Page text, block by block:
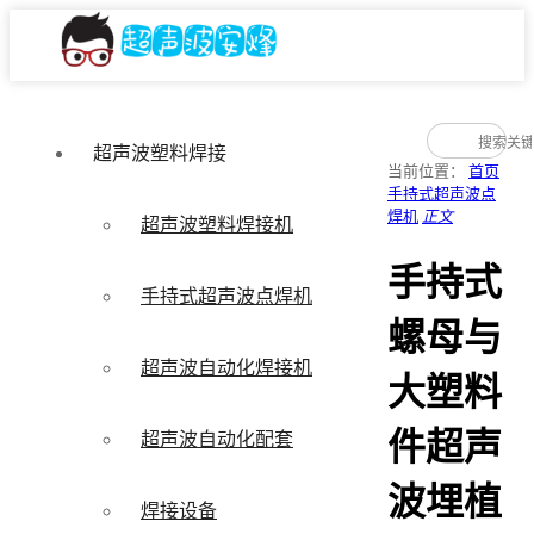
超声波塑料焊接
超声波塑料焊接机
手持式超声波点焊机
超声波自动化焊接机
超声波自动化配套
焊接设备
当前位置： 首页
手持式超声波点
焊机 正文
手持式
螺母与
大塑料
件超声
波埋植